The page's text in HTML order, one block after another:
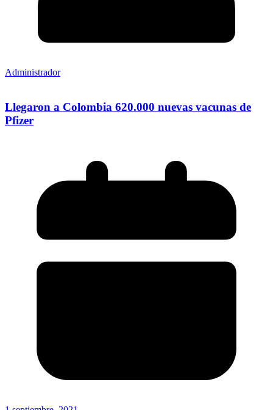
Administrador
Llegaron a Colombia 620.000 nuevas vacunas de
Pfizer